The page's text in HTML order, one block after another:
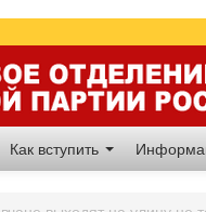
Как вступить